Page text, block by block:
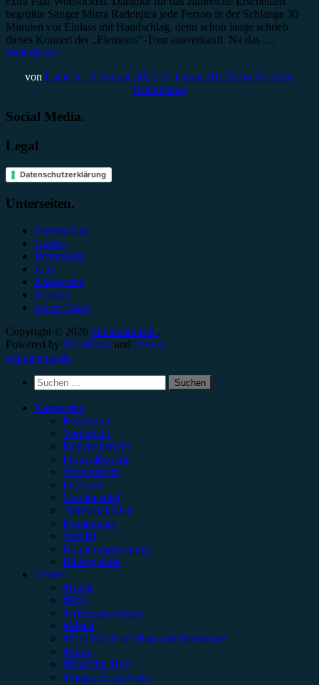
begrüßte Sänger Mizra Radonjica jede Person in der Schlange 30
Minuten vor Einlass mit Handschlag, denn schon lange schrieb
dieses Konzert der „Elements“-Tour ausverkauft. Na das …
Weiterlesen
von Lucie K.19. Januar 202519. Januar 2025Schreibe einen
Kommentar
Social Media.
Legal
Datenschutzerklärung
Unterseiten.
Datenschutz
Genres
Impressum
Jobs
Kategorien
Kontakt
Unser Team
Copyright © 2026 minutenmusik..
Powered by WordPress und Arouse.
minutenmusik.
Suchen
nach:
Kategorien
Rezension
Vorbericht
Konzertbericht
Festivalbericht
Showbericht
Interview
Gewinnspiel
Jahresrückblick
Kommentar
Special
Erinnerungswürdig
Bildergalerie
Genres
#Rock
#Pop
#Alternative/Indie
#Metal
#Post-Hardcore/Hardcore/Metalcore
#Punk
#Rap/Hip-Hop
#Singer/Songwriter